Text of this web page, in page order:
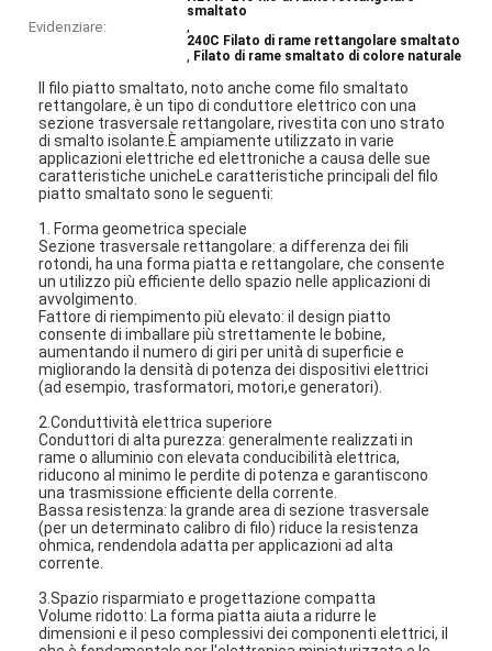
Evidenziare:
smaltato
,
240C Filato di rame rettangolare smaltato
, Filato di rame smaltato di colore naturale
Il filo piatto smaltato, noto anche come filo smaltato
rettangolare, è un tipo di conduttore elettrico con una
sezione trasversale rettangolare, rivestita con uno strato
di smalto isolante.È ampiamente utilizzato in varie
applicazioni elettriche ed elettroniche a causa delle sue
caratteristiche unicheLe caratteristiche principali del filo
piatto smaltato sono le seguenti:
1. Forma geometrica speciale
Sezione trasversale rettangolare: a differenza dei fili
rotondi, ha una forma piatta e rettangolare, che consente
un utilizzo più efficiente dello spazio nelle applicazioni di
avvolgimento.
Fattore di riempimento più elevato: il design piatto
consente di imballare più strettamente le bobine,
aumentando il numero di giri per unità di superficie e
migliorando la densità di potenza dei dispositivi elettrici
(ad esempio, trasformatori, motori,e generatori).
2.Conduttività elettrica superiore
Conduttori di alta purezza: generalmente realizzati in
rame o alluminio con elevata conducibilità elettrica,
riducono al minimo le perdite di potenza e garantiscono
una trasmissione efficiente della corrente.
Bassa resistenza: la grande area di sezione trasversale
(per un determinato calibro di filo) riduce la resistenza
ohmica, rendendola adatta per applicazioni ad alta
corrente.
3.Spazio risparmiato e progettazione compatta
Volume ridotto: La forma piatta aiuta a ridurre le
dimensioni e il peso complessivi dei componenti elettrici, il